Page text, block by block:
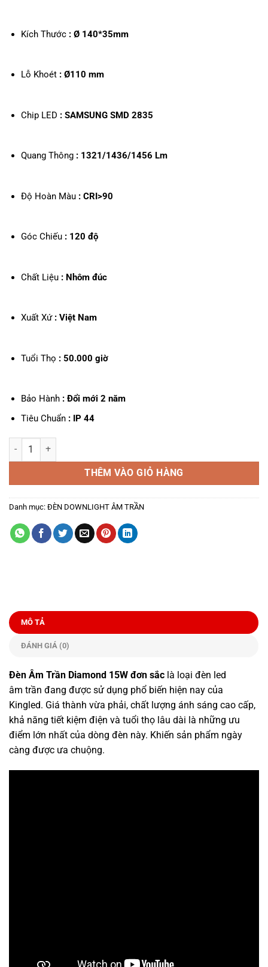
Kích Thước : Ø 140*35mm
Lỗ Khoét : Ø110 mm
Chip LED : SAMSUNG SMD 2835
Quang Thông : 1321/1436/1456 Lm
Độ Hoàn Màu : CRI>90
Góc Chiếu : 120 độ
Chất Liệu : Nhôm đúc
Xuất Xứ : Việt Nam
Tuổi Thọ : 50.000 giờ
Bảo Hành : Đổi mới 2 năm
Tiêu Chuẩn : IP 44
Đèn Âm Trần Diamond 15W Đơn Sắc Mặt Trắng số lượng
THÊM VÀO GIỎ HÀNG
Danh mục: ĐÈN DOWNLIGHT ÂM TRẦN
MÔ TẢ
ĐÁNH GIÁ (0)
Đèn Âm Trần Diamond 15W đơn sắc là loại đèn led
âm trần đang được sử dụng phổ biến hiện nay của
Kingled. Giá thành vừa phải, chất lượng ánh sáng cao cấp,
khả năng tiết kiệm điện và tuổi thọ lâu dài là những ưu
điểm lớn nhất của dòng đèn này. Khiến sản phẩm ngày
càng được ưa chuộng.